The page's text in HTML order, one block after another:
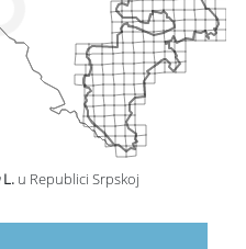
L. u Republici Srpskoj